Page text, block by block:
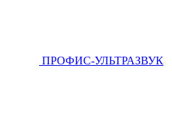
ПРОФИС-УЛЬТРАЗВУК